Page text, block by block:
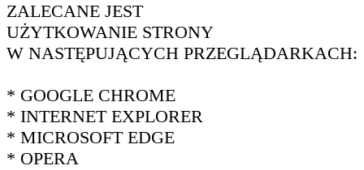
ZALECANE JEST
UŻYTKOWANIE STRONY
W NASTĘPUJĄCYCH PRZEGLĄDARKACH:
* GOOGLE CHROME
* INTERNET EXPLORER
* MICROSOFT EDGE
* OPERA